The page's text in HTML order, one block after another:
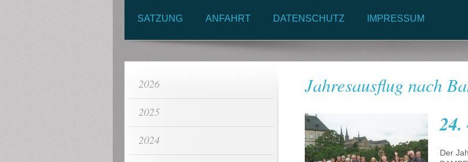
SATZUNG ANFAHRT DATENSCHUTZ IMPRESSUM
Jahresausflug nach
24.
Der
2026
2025
2024